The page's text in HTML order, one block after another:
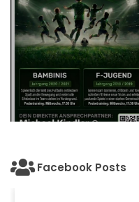
Facebook Posts